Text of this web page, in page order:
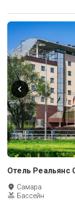
Отель Реальянс
Самара
Бассейн